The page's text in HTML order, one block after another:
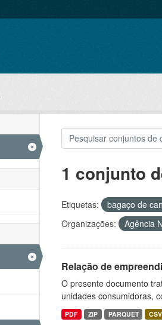
1 conjunto
Etiquetas: bagaço de
Organizações:
Agência
Relação de
O presente documento
unidades consumidoras,
PDF ZIP PARQUET CSV